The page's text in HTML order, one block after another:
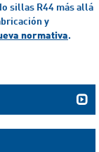
sillas R44 más allá
y
normativa.